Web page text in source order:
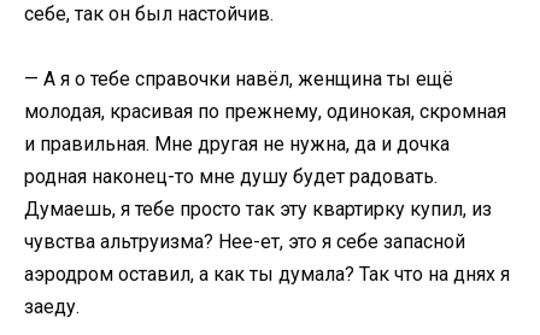
себе, так он был настойчив.
— А я о тебе справочки навёл, женщина ты ещё
молодая, красивая по прежнему, одинокая, скромная
и правильная. Мне другая не нужна, да и дочка
родная наконец-то мне душу будет радовать.
Думаешь, я тебе просто так эту квартирку купил, из
чувства альтруизма? Нее-ет, это я себе запасной
аэродром оставил, а как ты думала? Так что на днях я
заеду.